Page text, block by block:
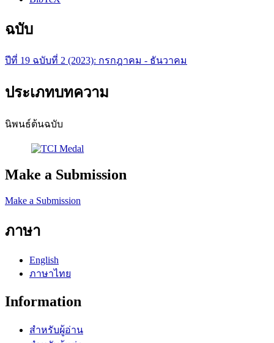
ฉบับ
ปีที่ 19 ฉบับที่ 2 (2023): กรกฎาคม - ธันวาคม
ประเภทบทความ
นิพนธ์ต้นฉบับ
Make a Submission
Make a Submission
ภาษา
English
ภาษาไทย
Information
สำหรับผู้อ่าน